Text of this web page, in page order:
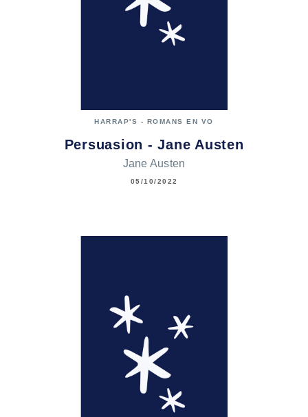
HARRAP'S - ROMANS EN VO
Persuasion - Jane Austen
Jane Austen
05/10/2022